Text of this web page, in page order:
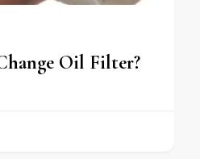
Oil Filter?